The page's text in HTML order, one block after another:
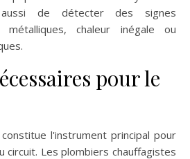
de détecter des signes
chaleur inégale ou
pour le
l'instrument principal pour
circuit. Les plombiers chauffagistes